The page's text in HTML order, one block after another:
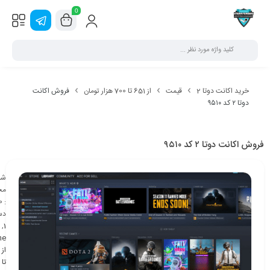
0
خرید اکانت دوتا 2 قیمت از 651 تا 700 هزار تومان
فروش اکانت
دوتا ۲ کد ۹۵۱۰
فروش اکانت دوتا ۲ کد ۹۵۱۰
:
1
,